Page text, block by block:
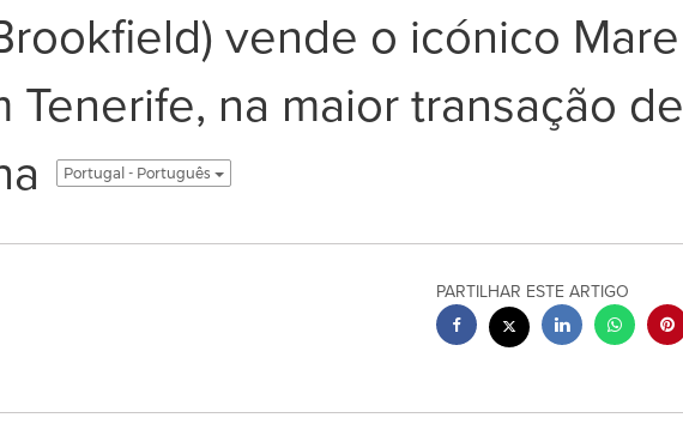
vende o icónico Mare
Tenerife, na maior transação de
Portugal - Português
PARTILHAR ESTE ARTIGO